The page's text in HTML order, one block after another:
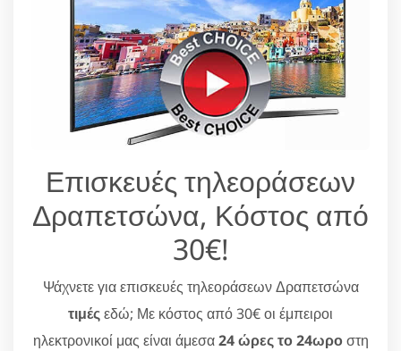
Επισκευές τηλεοράσεων
Δραπετσώνα, Κόστος από
30€!
Ψάχνετε για επισκευές τηλεοράσεων Δραπετσώνα
τιμέςεδώ; Με κόστος από 30€ οι έμπειροι
ηλεκτρονικοί μας είναι άμεσα24 ώρες το 24ωροστη